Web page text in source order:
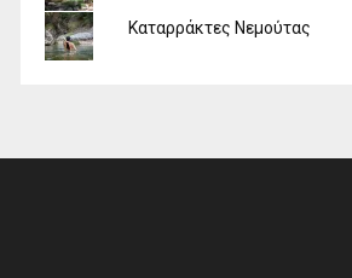
Καταρράκτες Νεμούτας